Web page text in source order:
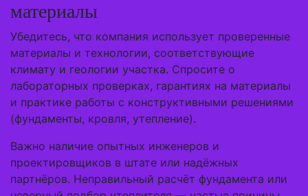
материалы
Убедитесь, что компания использует проверенные
материалы и технологии, соответствующие
климату и геологии участка. Спросите о
лабораторных проверках, гарантиях на материалы
и практике работы с конструктивными решениями
(фундаменты, кровля, утепление).
Важно наличие опытных инженеров и
проектировщиков в штате или надёжных
партнёров. Неправильный расчёт фундамента или